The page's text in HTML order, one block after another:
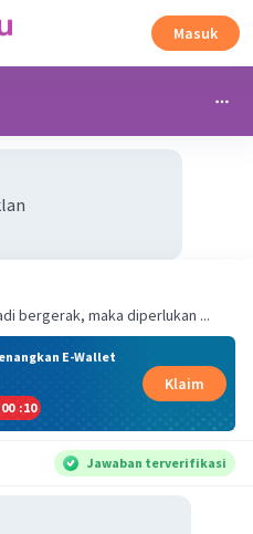
Masuk
bergerak, maka diperlukan ...
E-Wallet
00 :09
Klaim
Jawaban terverifikasi